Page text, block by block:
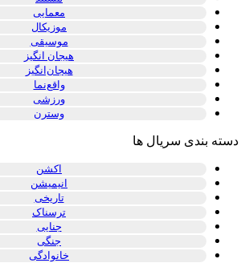
معمایی
موزیکال
موسیقی
هیجان انگیز
هیجان‌انگیز
واقع‌نما
ورزشی
وسترن
دسته بندی سریال ها
اکشن
انیمیشن
تاریخی
ترسناک
جنایی
جنگی
خانوادگی